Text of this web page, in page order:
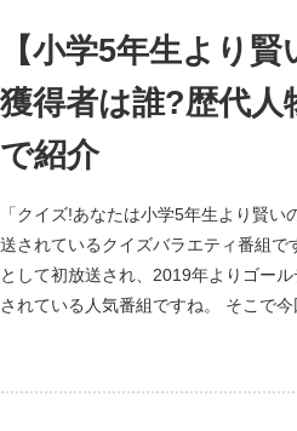
【小学5年生より
獲得者は誰?歴代人
で紹介
「クイズ!あなたは小学5年生より賢い
送されているクイズバラエティ番組で
として初放送され、2019年よりゴー
されている人気番組ですね。 そこで今